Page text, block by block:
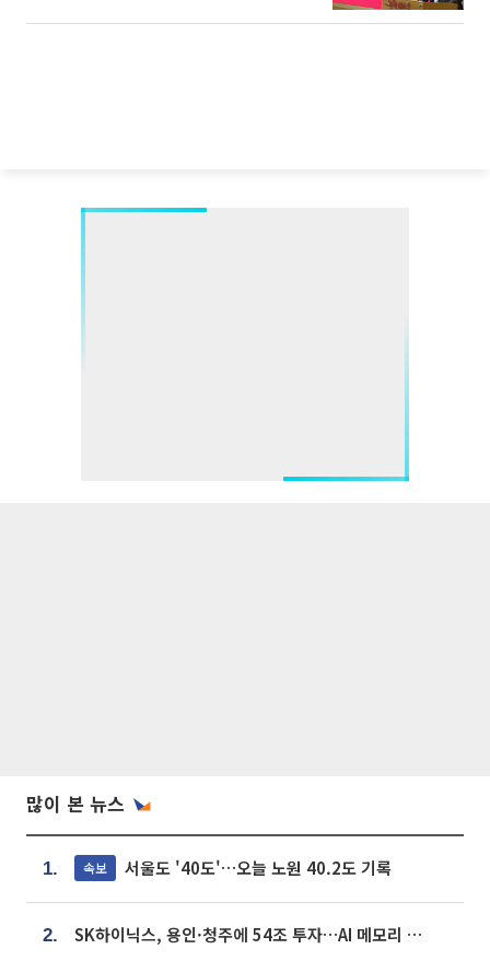
많이 본 뉴스
1. 속보 서울도 '40도'…오늘 노원 40.2도 기록
2. SK하이닉스, 용인·청주에 54조 투자…AI 메모리 생산기지 키운다